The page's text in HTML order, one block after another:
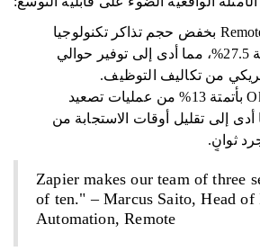
قام موقع Remote.com بخفض حجم تذاكر تكنولوجيا
المعلومات بنسبة 27.5%، مما أدى إلى توفير حوالي
قامت شركة Okta بأتمتة 13% من عمليات تصعيد
أدى إلى تقليل أوقات الاستجابة من
"Zapier makes our team of three
of ten." – Marcus Saito, Head
Automation, Remote